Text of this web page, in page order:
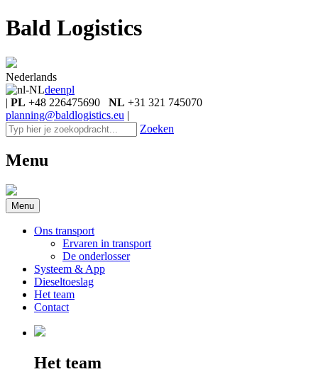
Bald Logistics
Nederlands
deenpl
| PL +48 226475690 NL +31 321 745070
planning@baldlogistics.eu |
Zoeken
Menu
Menu
Ons transport
Ervaren in transport
De onderlosser
Systeem & App
Dieseltoeslag
Het team
Contact
Het team